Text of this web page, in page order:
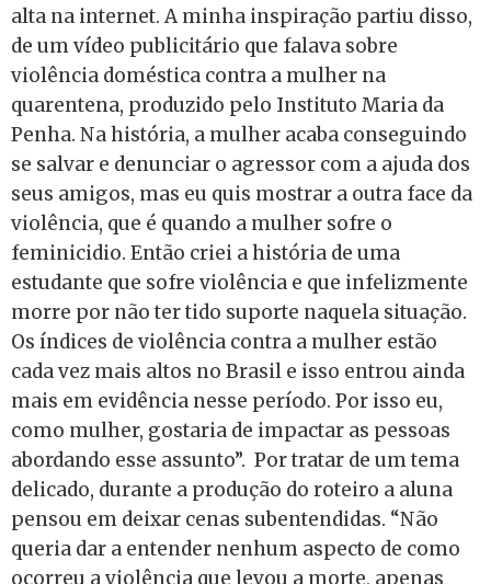
alta na internet. A minha inspiração partiu disso,
de um vídeo publicitário que falava sobre
violência doméstica contra a mulher na
quarentena, produzido pelo Instituto Maria da
Penha. Na história, a mulher acaba conseguindo
se salvar e denunciar o agressor com a ajuda dos
seus amigos, mas eu quis mostrar a outra face da
violência, que é quando a mulher sofre o
feminicidio. Então criei a história de uma
estudante que sofre violência e que infelizmente
morre por não ter tido suporte naquela situação.
Os índices de violência contra a mulher estão
cada vez mais altos no Brasil e isso entrou ainda
mais em evidência nesse período. Por isso eu,
como mulher, gostaria de impactar as pessoas
abordando esse assunto”. Por tratar de um tema
delicado, durante a produção do roteiro a aluna
pensou em deixar cenas subentendidas. “Não
queria dar a entender nenhum aspecto de como
ocorreu a violência que levou a morte, apenas